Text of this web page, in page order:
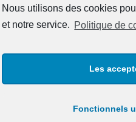
Nous utilisons des cookies
et notre service. Politique de
Les
Fonctionnels